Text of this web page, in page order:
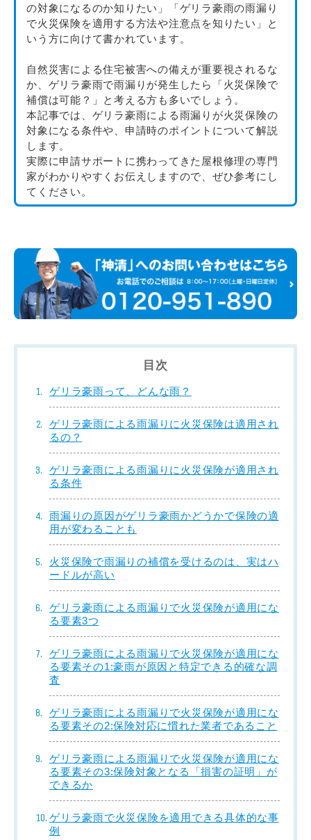
の対象になるのか知りたい」「ゲリラ豪雨の雨漏り
で火災保険を適用する方法や注意点を知りたい」と
いう方に向けて書かれています。
自然災害による住宅被害への備えが重要視されるな
か、ゲリラ豪雨で雨漏りが発生したら「火災保険で
補償は可能？」と考える方も多いでしょう。
本記事では、ゲリラ豪雨による雨漏りが火災保険の
対象になる条件や、申請時のポイントについて解説
します。
実際に申請サポートに携わってきた屋根修理の専門
家がわかりやすくお伝えしますので、ぜひ参考にし
てください。
目次
ゲリラ豪雨って、どんな雨？
ゲリラ豪雨による雨漏りに火災保険は適用され
るの？
ゲリラ豪雨による雨漏りに火災保険が適用され
る条件
雨漏りの原因がゲリラ豪雨かどうかで保険の適
用が変わることも
火災保険で雨漏りの補償を受けるのは、実はハ
ードルが高い
ゲリラ豪雨による雨漏りで火災保険が適用にな
る要素3つ
ゲリラ豪雨による雨漏りで火災保険が適用にな
る要素その1:豪雨が原因と特定できる的確な調
査
ゲリラ豪雨による雨漏りで火災保険が適用にな
る要素その2:保険対応に慣れた業者であること
ゲリラ豪雨による雨漏りで火災保険が適用にな
る要素その3:保険対象となる「損害の証明」が
できるか
ゲリラ豪雨で火災保険を適用できる具体的な事
例